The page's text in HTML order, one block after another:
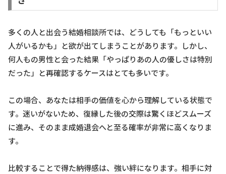
多くの人と出会う結婚相談所では、どうしても「もっといい
人がいるかも」と欲が出てしまうことがあります。しかし、
何人もの男性と会った結果「やっぱりあの人の優しさは特別
だった」と再確認するケースはとても多いです。
この場合、あなたは相手の価値を心から理解している状態で
す。迷いがないため、復縁した後の交際は驚くほどスムーズ
に進み、そのまま成婚退会へと至る確率が非常に高くなりま
す。
比較することで得た納得感は、強い絆になります。相手に対